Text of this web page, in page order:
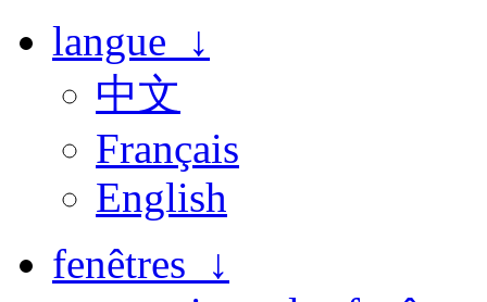
langue ↓
中文
Français
English
fenêtres ↓